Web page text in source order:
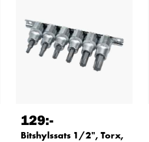
129:-
Bitshylssats 1/2", Torx,